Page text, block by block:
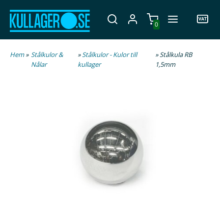
0
Hem» Stålkulor &
Nålar
»Stålkulor - Kulor till
kullager
» Stålkula RB
1,5mm